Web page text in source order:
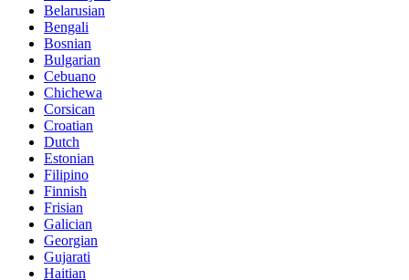
Belarusian
Bengali
Bosnian
Bulgarian
Cebuano
Chichewa
Corsican
Croatian
Dutch
Estonian
Filipino
Finnish
Frisian
Galician
Georgian
Gujarati
Haitian